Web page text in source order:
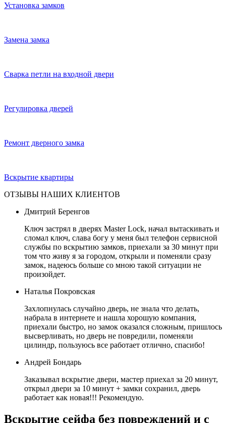
Установка замков
Замена замка
Сварка петли на входной двери
Регулировка дверей
Ремонт дверного замка
Вскрытие квартиры
ОТЗЫВЫ НАШИХ КЛИЕНТОВ
Дмитрий Беренгов
Ключ застрял в дверях Master Lock, начал вытаскивать и
сломал ключ, слава богу у меня был телефон сервисной
службы по вскрытию замков, приехали за 30 минут при
том что живу я за городом, открыли и поменяли сразу
замок, надеюсь больше со мною такой ситуации не
произойдет.
Наталья Покровская
Захлопнулась случайно дверь, не знала что делать,
набрала в интернете и нашла хорошую компания,
приехали быстро, но замок оказался сложным, пришлось
высверливать, но дверь не повредили, поменяли
цилиндр, пользуюсь все работает отлично, спасибо!
Андрей Бондарь
Заказывал вскрытие двери, мастер приехал за 20 минут,
открыл двери за 10 минут + замки сохранил, дверь
работает как новая!!! Рекомендую.
Вскрытие сейфа без повреждений и с